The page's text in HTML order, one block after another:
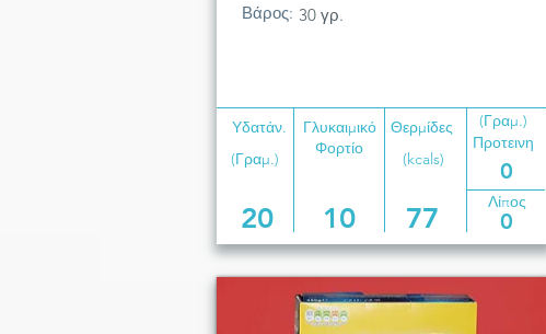
Βάρος: 30 γρ.
Υδατάν.
Γλυκαιμικό
Φορτίο
(Γραμ.)
Θερμίδες
(kcals)
Προτεινη
0
(Γραμ.)
20 10 77 Λίπος
0